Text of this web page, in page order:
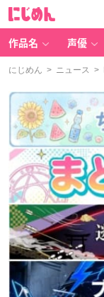
作品名 声優
にじめん > ニュース >